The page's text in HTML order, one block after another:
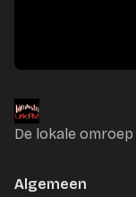
De lokale
Algemeen